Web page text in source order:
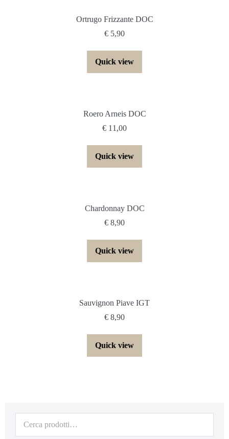
Ortrugo Frizzante DOC
€ 5,90
Quick view
Roero Arneis DOC
€ 11,00
Quick view
Chardonnay DOC
€ 8,90
Quick view
Sauvignon Piave IGT
€ 8,90
Quick view